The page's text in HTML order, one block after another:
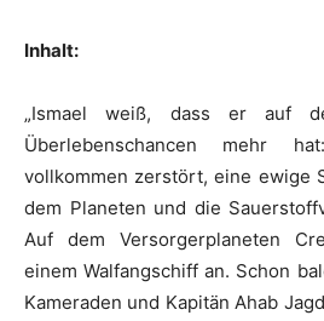
Inhalt:
„Ismael weiß, dass er auf
Überlebenschancen mehr
vollkommen zerstört, eine ewige
dem Planeten und die
Auf dem Versorgerplaneten
einem Walfangschiff an. Schon
Kameraden und Kapitän Ahab